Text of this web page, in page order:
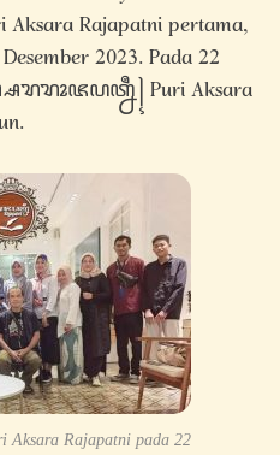
Rajapatni pertama,
2023. Pada 22
Puri Aksara
Aksara Rajapatni pada 22